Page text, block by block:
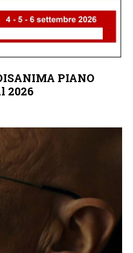
PIANO
2026